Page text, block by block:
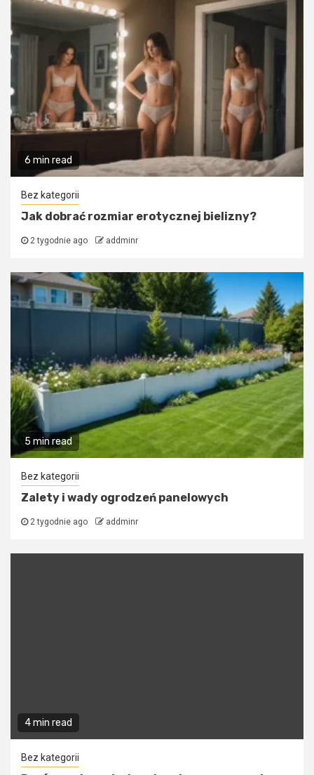
6 min read
Bez kategorii
Jak dobrać rozmiar erotycznej bielizny?
2 tygodnie ago addminr
5 min read
Bez kategorii
Zalety i wady ogrodzeń panelowych
2 tygodnie ago addminr
4 min read
Bez kategorii